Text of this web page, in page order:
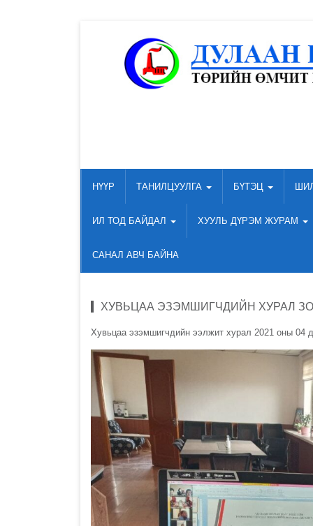
НҮҮР ТАНИЛЦУУЛГА БҮТЭЦ
ИЛ ТОД БАЙДАЛ ХУУЛЬ ДҮРЭМ ЖУРАМ
САНАЛ АВЧ БАЙНА
ХУВЬЦАА ЭЗЭМШИГЧДИЙН ХУРАЛ
Хувьцаа эзэмшигчдийн ээлжит хурал 2021 оны 04